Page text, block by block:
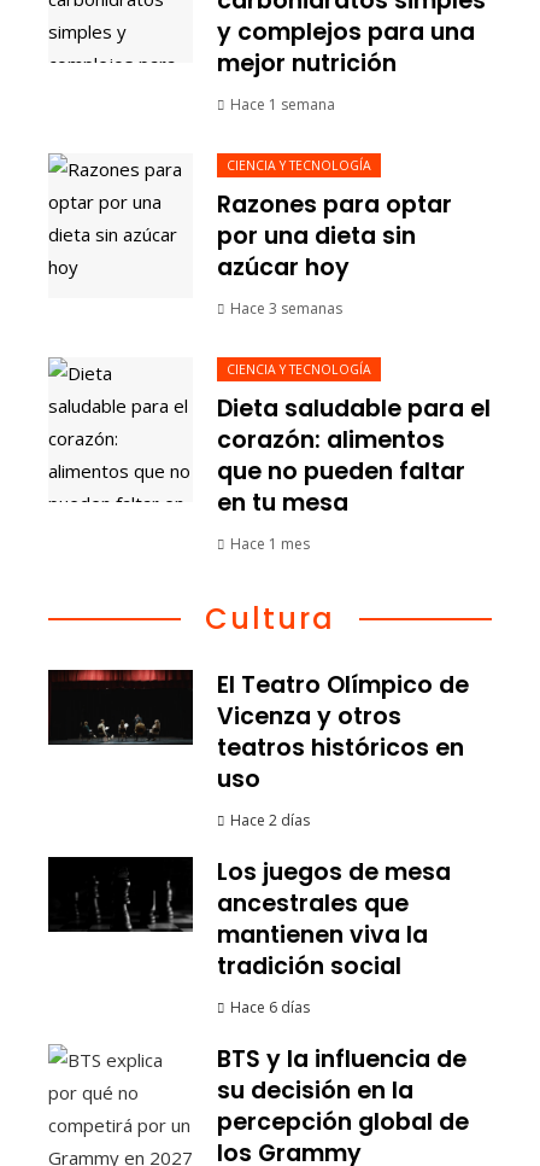
y complejos para una
mejor nutrición
Hace 1 semana
CIENCIA Y TECNOLOGÍA
Razones para optar
por una dieta sin
azúcar hoy
Hace 3 semanas
CIENCIA Y TECNOLOGÍA
Dieta saludable para el
corazón: alimentos
que no pueden faltar
en tu mesa
Hace 1 mes
Cultura
El Teatro Olímpico de
Vicenza y otros
teatros históricos en
uso
Hace 2 días
Los juegos de mesa
ancestrales que
mantienen viva la
tradición social
Hace 6 días
BTS y la influencia de
su decisión en la
percepción global de
los Grammy